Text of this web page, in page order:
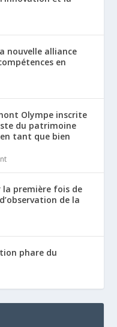
nouvelle alliance
en
Olympe inscrite
du patrimoine
en tant que bien
la première fois de
de la
phare du